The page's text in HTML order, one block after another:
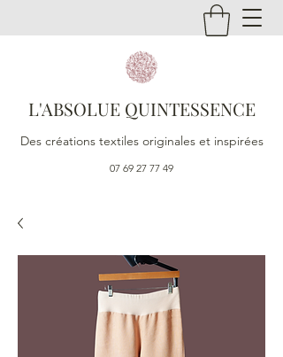
L'ABSOLUE QUINTESSENCE
Des créations textiles originales et inspirées
07 69 27 77 49